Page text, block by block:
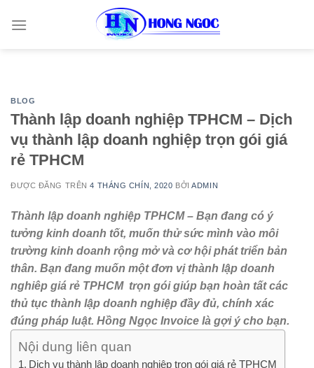
BLOG
Thành lập doanh nghiệp TPHCM – Dịch
vụ thành lập doanh nghiệp trọn gói giá
rẻ TPHCM
ĐƯỢC ĐĂNG TRÊN4 THÁNG CHÍN, 2020 BỞIADMIN
Thành lập doanh nghiệp TPHCM – Bạn đang có ý
tưởng kinh doanh tốt, muốn thử sức mình vào môi
trường kinh doanh rộng mở và cơ hội phát triển bản
thân. Bạn đang muốn một đơn vị thành lập doanh
nghiêp giá rẻ TPHCM trọn gói giúp bạn hoàn tất các
thủ tục thành lập doanh nghiệp đầy đủ, chính xác
đúng pháp luật. Hồng Ngọc Invoice là gợi ý cho bạn.
Nội dung liên quan
Dịch vụ thành lập doanh nghiệp trọn gói giá rẻ TPHCM